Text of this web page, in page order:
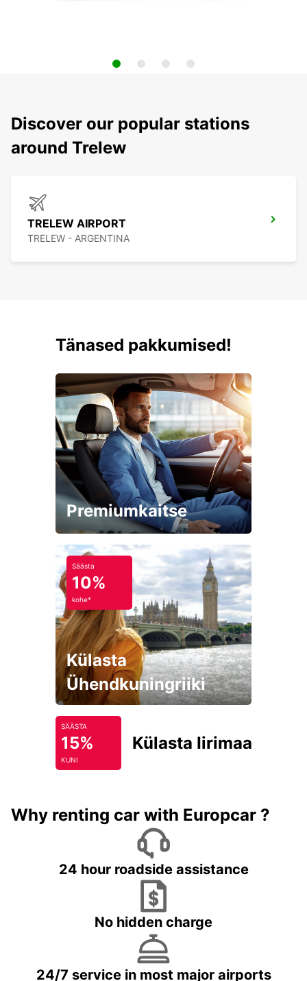
Discover our popular stations
around Trelew
TRELEW AIRPORT
TRELEW - ARGENTINA
Tänased pakkumised!
Premiumkaitse
Säästa
10%
kohe*
Külasta
Ühendkuningriiki
SÄÄSTA
15%
KUNI
Külasta Iirimaad
Why renting car with Europcar ?
24 hour roadside assistance
No hidden charge
24/7 service in most major airports